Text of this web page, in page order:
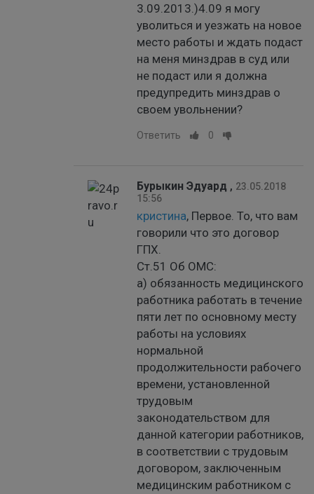
3.09.2013.)4.09 я могу
уволиться и уезжать на новое
место работы и ждать подаст
на меня минздрав в суд или
не подаст или я должна
предупредить минздрав о
своем увольнении?
Ответить 0
Бурыкин Эдуард , 23.05.2018
15:56
кристина, Первое. То, что вам
говорили что это договор
ГПХ.
Ст.51 Об ОМС:
а) обязанность медицинского
работника работать в течение
пяти лет по основному месту
работы на условиях
нормальной
продолжительности рабочего
времени, установленной
трудовым
законодательством для
данной категории работников,
в соответствии с трудовым
договором, заключенным
медицинским работником с